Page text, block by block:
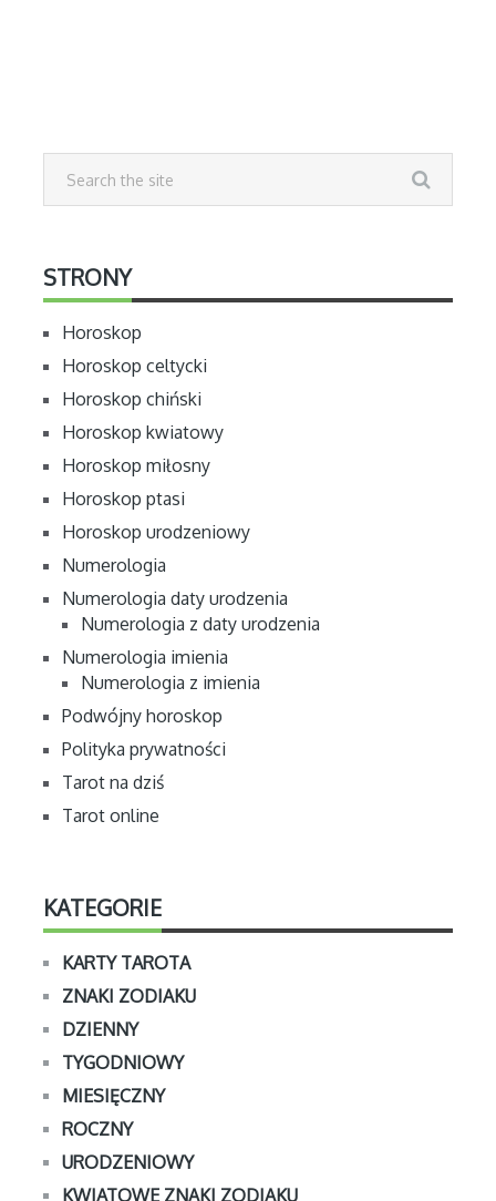
STRONY
Horoskop
Horoskop celtycki
Horoskop chiński
Horoskop kwiatowy
Horoskop miłosny
Horoskop ptasi
Horoskop urodzeniowy
Numerologia
Numerologia daty urodzenia
Numerologia z daty urodzenia
Numerologia imienia
Numerologia z imienia
Podwójny horoskop
Polityka prywatności
Tarot na dziś
Tarot online
KATEGORIE
KARTY TAROTA
ZNAKI ZODIAKU
DZIENNY
TYGODNIOWY
MIESIĘCZNY
ROCZNY
URODZENIOWY
KWIATOWE ZNAKI ZODIAKU